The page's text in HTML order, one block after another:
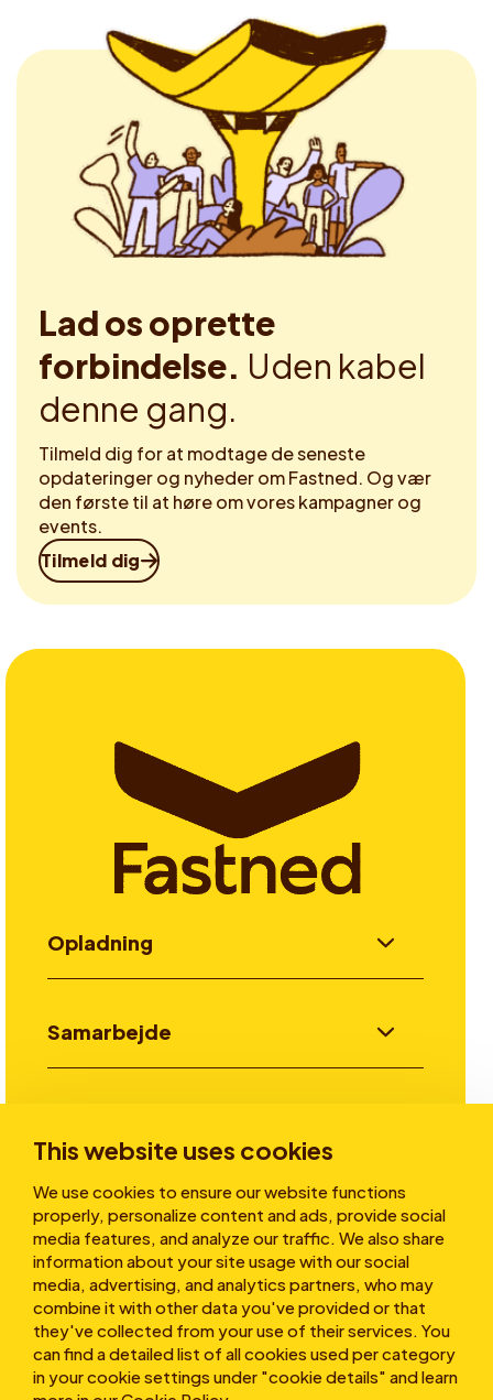
This website uses cookies
We use cookies to ensure our website functions
properly, personalize content and ads, provide social
media features, and analyze our traffic. We also share
information about your site usage with our social
media, advertising, and analytics partners, who may
combine it with other data you've provided or that
they've collected from your use of their services. You
can find a detailed list of all cookies used per category
in your cookie settings under "cookie details" and learn
Lad os oprette
forbindelse. Uden kabel
denne gang.
Tilmeld dig for at modtage de seneste
opdateringer og nyheder om Fastned. Og vær
den første til at høre om vores kampagner og
events.
Tilmeld dig
Opladning
Samarbejde
Historier
Om os